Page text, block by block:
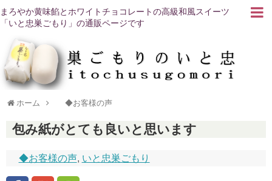
まろやか黄味餡とホワイトチョコレートの高級和風スイーツ
「いと忠巣ごもり」の通販ページです
ホーム ◆お客様の声
包み紙がとても良いと思います
◆お客様の声, いと忠巣ごもり